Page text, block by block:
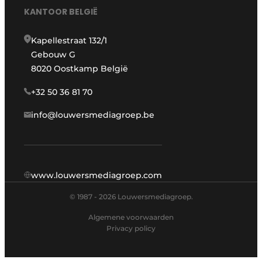
KANTOOR BELGIË
Kapellestraat 132/1
Gebouw G
8020 Oostkamp België
+32 50 36 81 70
info@louwersmediagroep.be
www.louwersmediagroep.com
© 1987 - 2026 Louwersmediagroep.
Algemene voorwaarden
Privacy policy